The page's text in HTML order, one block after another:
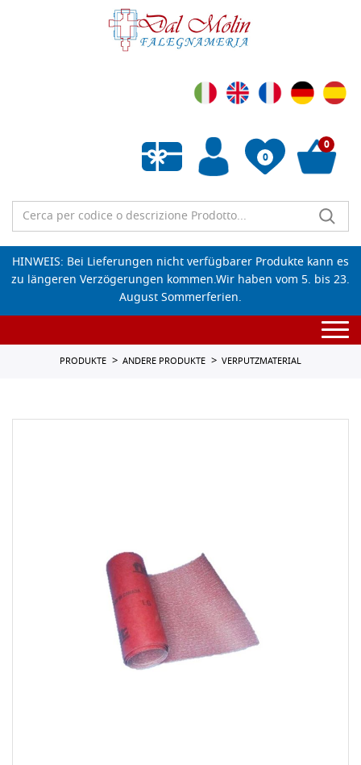
0
Wunschliste leeren
0
HINWEIS: Bei Lieferungen nicht verfügbarer Produkte kann es
zu längeren Verzögerungen kommen.Wir haben vom 5. bis 23.
August Sommerferien.
PRODUKTE ANDERE PRODUKTE VERPUTZMATERIAL